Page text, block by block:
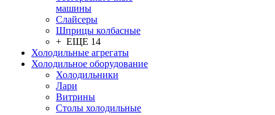
машины
Слайсеры
Шприцы колбасные
+ ЕЩЕ 14
Холодильные агрегаты
Холодильное оборудование
Холодильники
Лари
Витрины
Столы холодильные